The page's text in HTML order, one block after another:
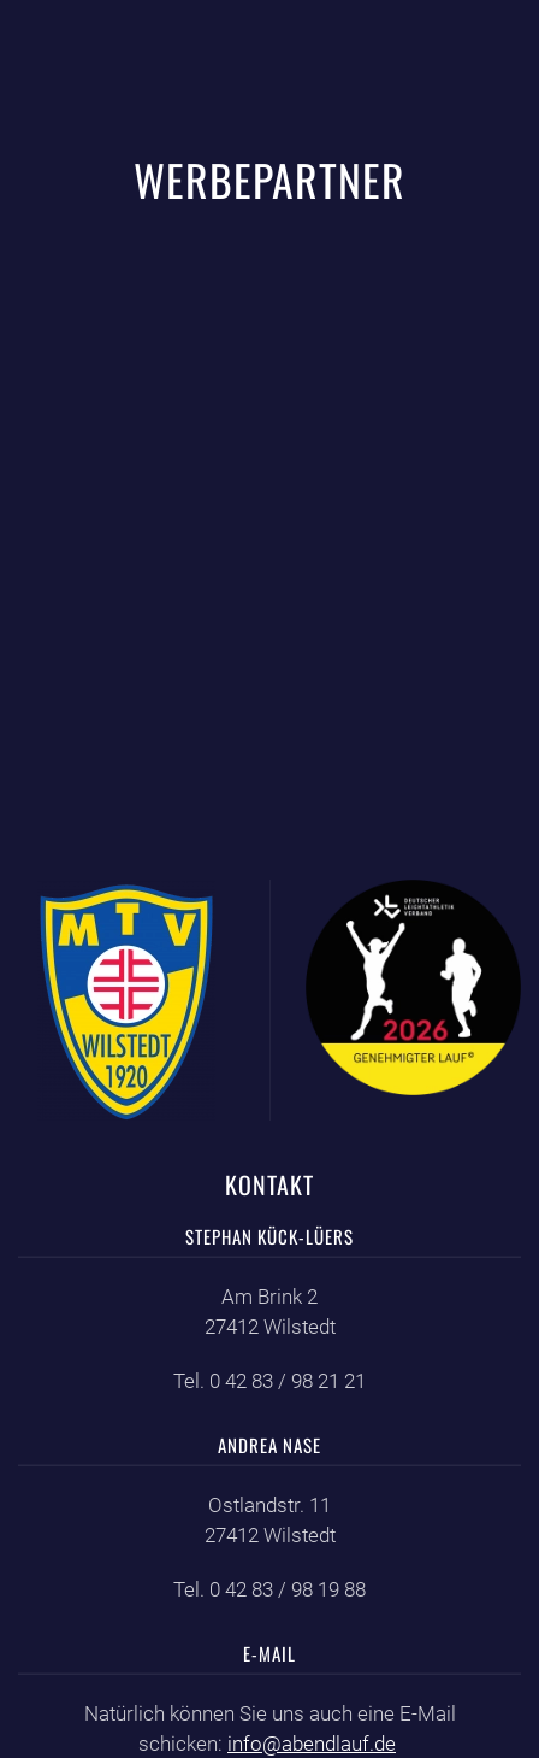
WERBEPARTNER
KONTAKT
STEPHAN KÜCK-LÜERS
Am Brink 2
27412 Wilstedt
Tel. 0 42 83 / 98 21 21
ANDREA NASE
Ostlandstr. 11
27412 Wilstedt
Tel. 0 42 83 / 98 19 88
E-MAIL
Natürlich können Sie uns auch eine E-Mail
schicken: info@abendlauf.de